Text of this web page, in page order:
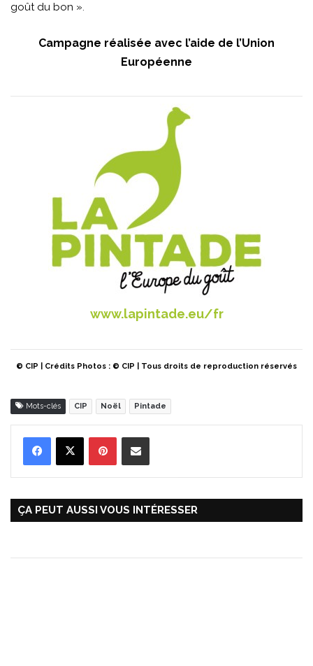
goût du bon ».
Campagne réalisée avec l’aide de l’Union
Européenne
www.lapintade.eu/fr
© CIP | Crédits Photos : © CIP | Tous droits de reproduction réservés
Mots-clés CIP Noël Pintade
ÇA PEUT AUSSI VOUS INTÉRESSER